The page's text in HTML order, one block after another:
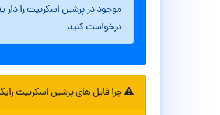
موجود در پرشین اسکریپت را دار
درخواست کنید
چرا فایل های پرشین اسکریپت